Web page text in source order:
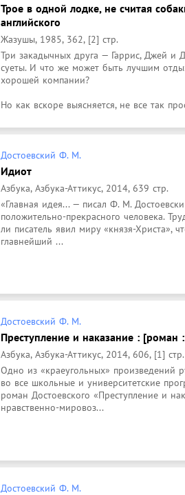
Трое в одной лодке, не считая
английского
Жазушы, 1985, 362, [2] стр.
Три закадычных друга — Гаррис, Джей и
суеты. И что же может быть лучшим
хорошей компании?
Но как вскоре выясняется, не все так
Достоевский Ф. М.
Идиот
Азбука, Азбука-Аттикус, 2014, 639 стр.
«Главная идея... — писал Ф. М.
положительно-прекрасного человека.
ли писатель явил миру «князя-Христа»,
главнейший ...
Достоевский Ф. М.
Преступление и наказание : [роман
Азбука, Азбука-Аттикус, 2014, 606, [1] стр.
Одно из «краеугольных» произведений
во все школьные и университетские
роман Достоевского «Преступление и
нравственно-мировоз...
Достоевский Ф. М.